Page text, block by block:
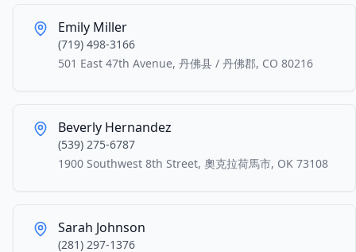
Emily Miller
(719) 498-3166
501 East 47th Avenue, 丹佛县 / 丹佛郡, CO 80216
Beverly Hernandez
(539) 275-6787
1900 Southwest 8th Street, 奧克拉荷馬市, OK 73108
Sarah Johnson
(281) 297-1376